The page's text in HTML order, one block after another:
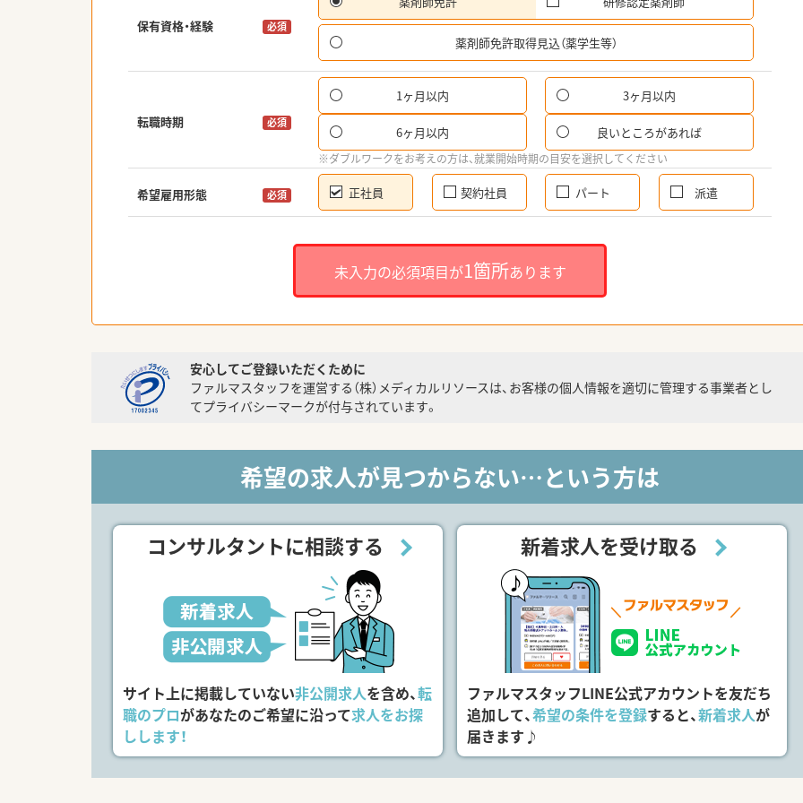
保有資格・経験 必須
薬剤師免許取得見込（薬学生等）
転職時期 必須
1ヶ月以内 3ヶ月以内
6ヶ月以内 良いところがあれば
※ダブルワークをお考えの方は、就業開始時期の目安を選択してください
希望雇用形態 必須 正社員 契約社員 パート 派遣
未入力の必須項目が1箇所あります
安心してご登録いただくために
ファルマスタッフを運営する（株）メディカルリソースは、お客様の個人情報を適切に管理する事業者とし
てプライバシーマークが付与されています。
希望の求人が見つからない…という方は
コンサルタントに相談する
サイト上に掲載していない非公開求人を含め、転
職のプロがあなたのご希望に沿って求人をお探
しします！
新着求人を受け取る
ファルマスタッフLINE公式アカウントを友だち
追加して、希望の条件を登録すると、新着求人が
届きます♪